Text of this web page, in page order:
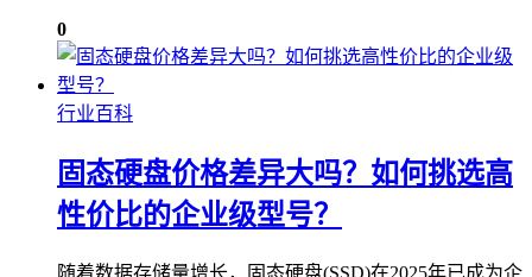
0
行业百科
固态硬盘价格差异大吗？如何挑选高
性价比的企业级型号？
随着数据存储量增长，固态硬盘(SSD)在2025年已成为企